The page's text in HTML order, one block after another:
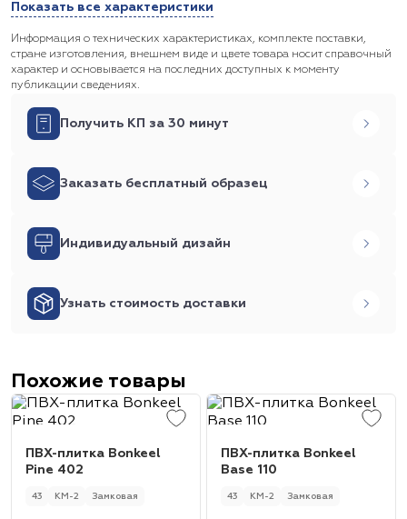
Показать все характеристики
Информация о технических характеристиках, комплекте поставки,
стране изготовления, внешнем виде и цвете товара носит справочный
характер и основывается на последних доступных к моменту
публикации сведениях.
Получить КП за 30 минут
Заказать бесплатный образец
Индивидуальный дизайн
Узнать стоимость доставки
Похожие товары
ПВХ-плитка Bonkeel
Pine 402
43 КМ-2 Замковая
ПВХ-плитка Bonkeel
Base 110
43 КМ-2 Замковая